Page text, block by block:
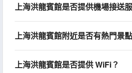
上海洪龍賓館是否提供機場接送
上海洪龍賓館附近是否有熱門景
上海洪龍賓館是否提供 WiFi？